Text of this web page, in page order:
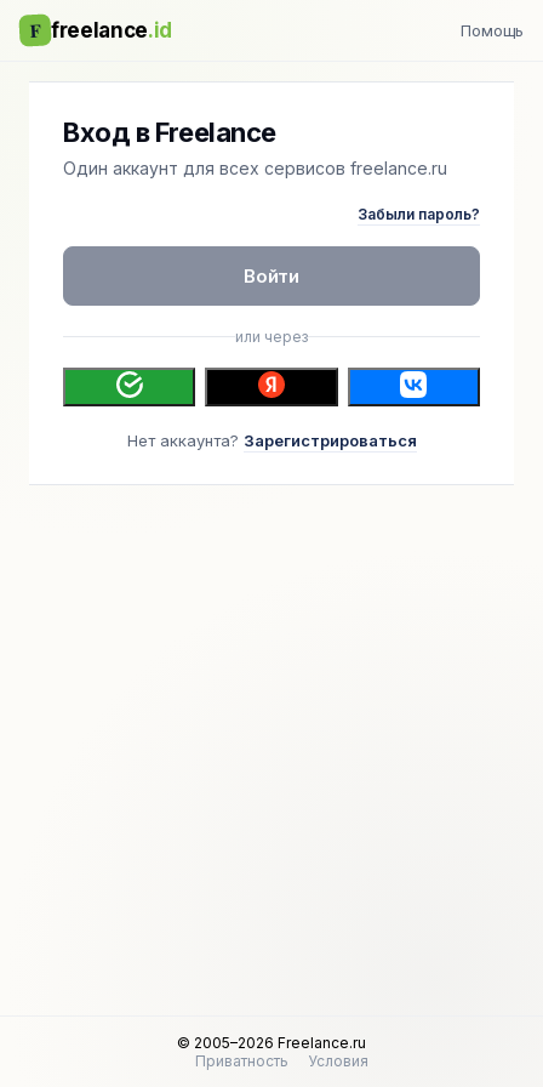
F freelance.id Помощь
Вход в Freelance
Один аккаунт для всех сервисов freelance.ru
Забыли пароль?
Войти
или через
Нет аккаунта? Зарегистрироваться
© 2005–2026 Freelance.ru
Приватность
Условия